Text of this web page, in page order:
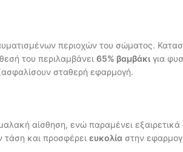
περιοχών του σώματος.
του περιλαμβάνει 65% βαμβάκι για
σταθερή εφαρμογή.
αίσθηση, ενώ παραμένει εξαιρετικά
τάση και προσφέρει ευκολία στην